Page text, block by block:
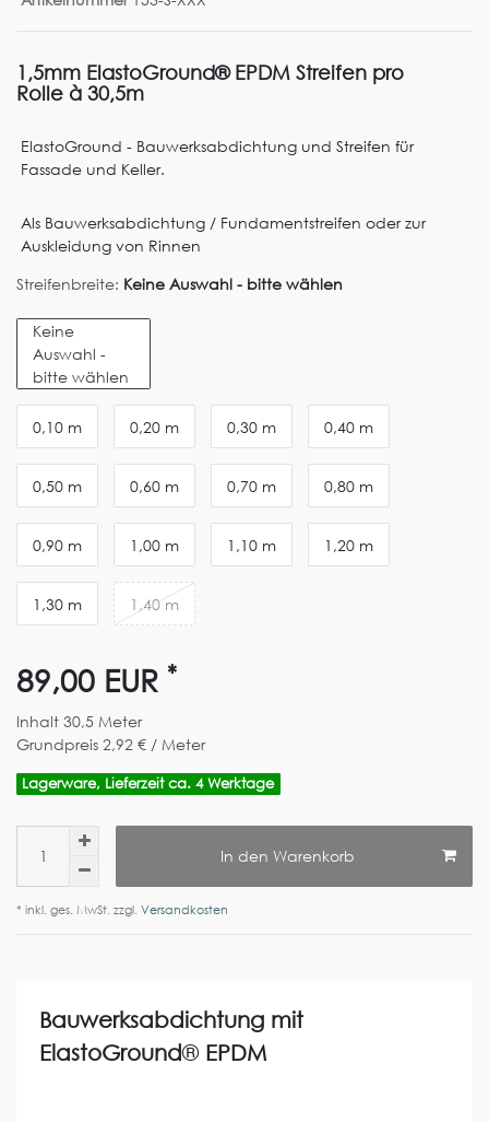
1,5mm ElastoGround® EPDM Streifen pro
Rolle à 30,5m
ElastoGround - Bauwerksabdichtung und Streifen für
Fassade und Keller.
Als Bauwerksabdichtung / Fundamentstreifen oder zur
Auskleidung von Rinnen
Streifenbreite: Keine Auswahl - bitte wählen
Keine
Auswahl -
bitte wählen
0,10 m 0,20 m 0,30 m 0,40 m
0,50 m 0,60 m 0,70 m 0,80 m
0,90 m 1,00 m 1,10 m 1,20 m
1,30 m 1,40 m
89,00 EUR *
Inhalt 30,5 Meter
Grundpreis 2,92 € / Meter
Lagerware, Lieferzeit ca. 4 Werktage
In den Warenkorb
* inkl. ges. MwSt. zzgl. Versandkosten
Bauwerksabdichtung mit
ElastoGround®EPDM